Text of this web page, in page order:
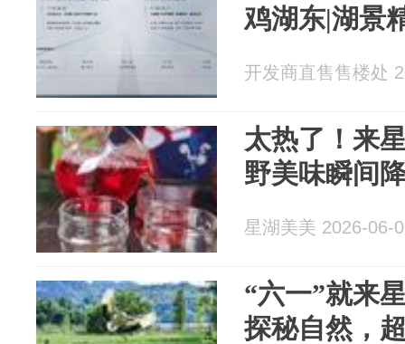
鸡湖东|湖景
开发商直售售楼处
太热了！来
野美味瞬间
星湖美美 2026-06-
“六一”就来
探秘自然，